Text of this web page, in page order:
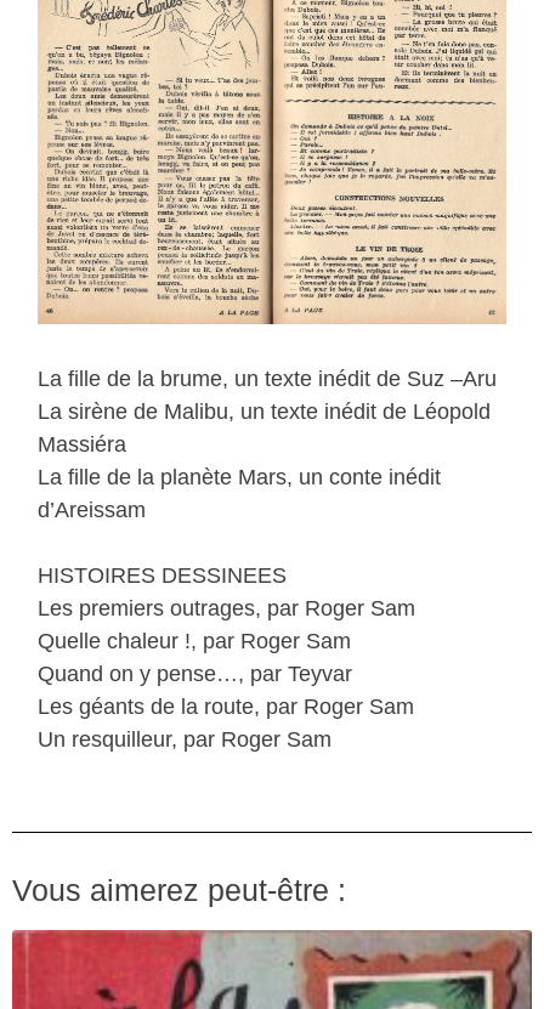
La fille de la brume, un texte inédit de Suz –Aru
La sirène de Malibu, un texte inédit de Léopold
Massiéra
La fille de la planète Mars, un conte inédit
d’Areissam
HISTOIRES DESSINEES
Les premiers outrages, par Roger Sam
Quelle chaleur !, par Roger Sam
Quand on y pense…, par Teyvar
Les géants de la route, par Roger Sam
Un resquilleur, par Roger Sam
Vous aimerez peut-être :